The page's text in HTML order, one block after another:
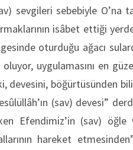
sevgileri sebebiyle O’na
isâbet ettiği
oturduğu ağacı
oluyor, uygulamasını en
devesini, böğürtüsünden
(sav) devesi”
Efendimiz’in (sav) öğle
hareket